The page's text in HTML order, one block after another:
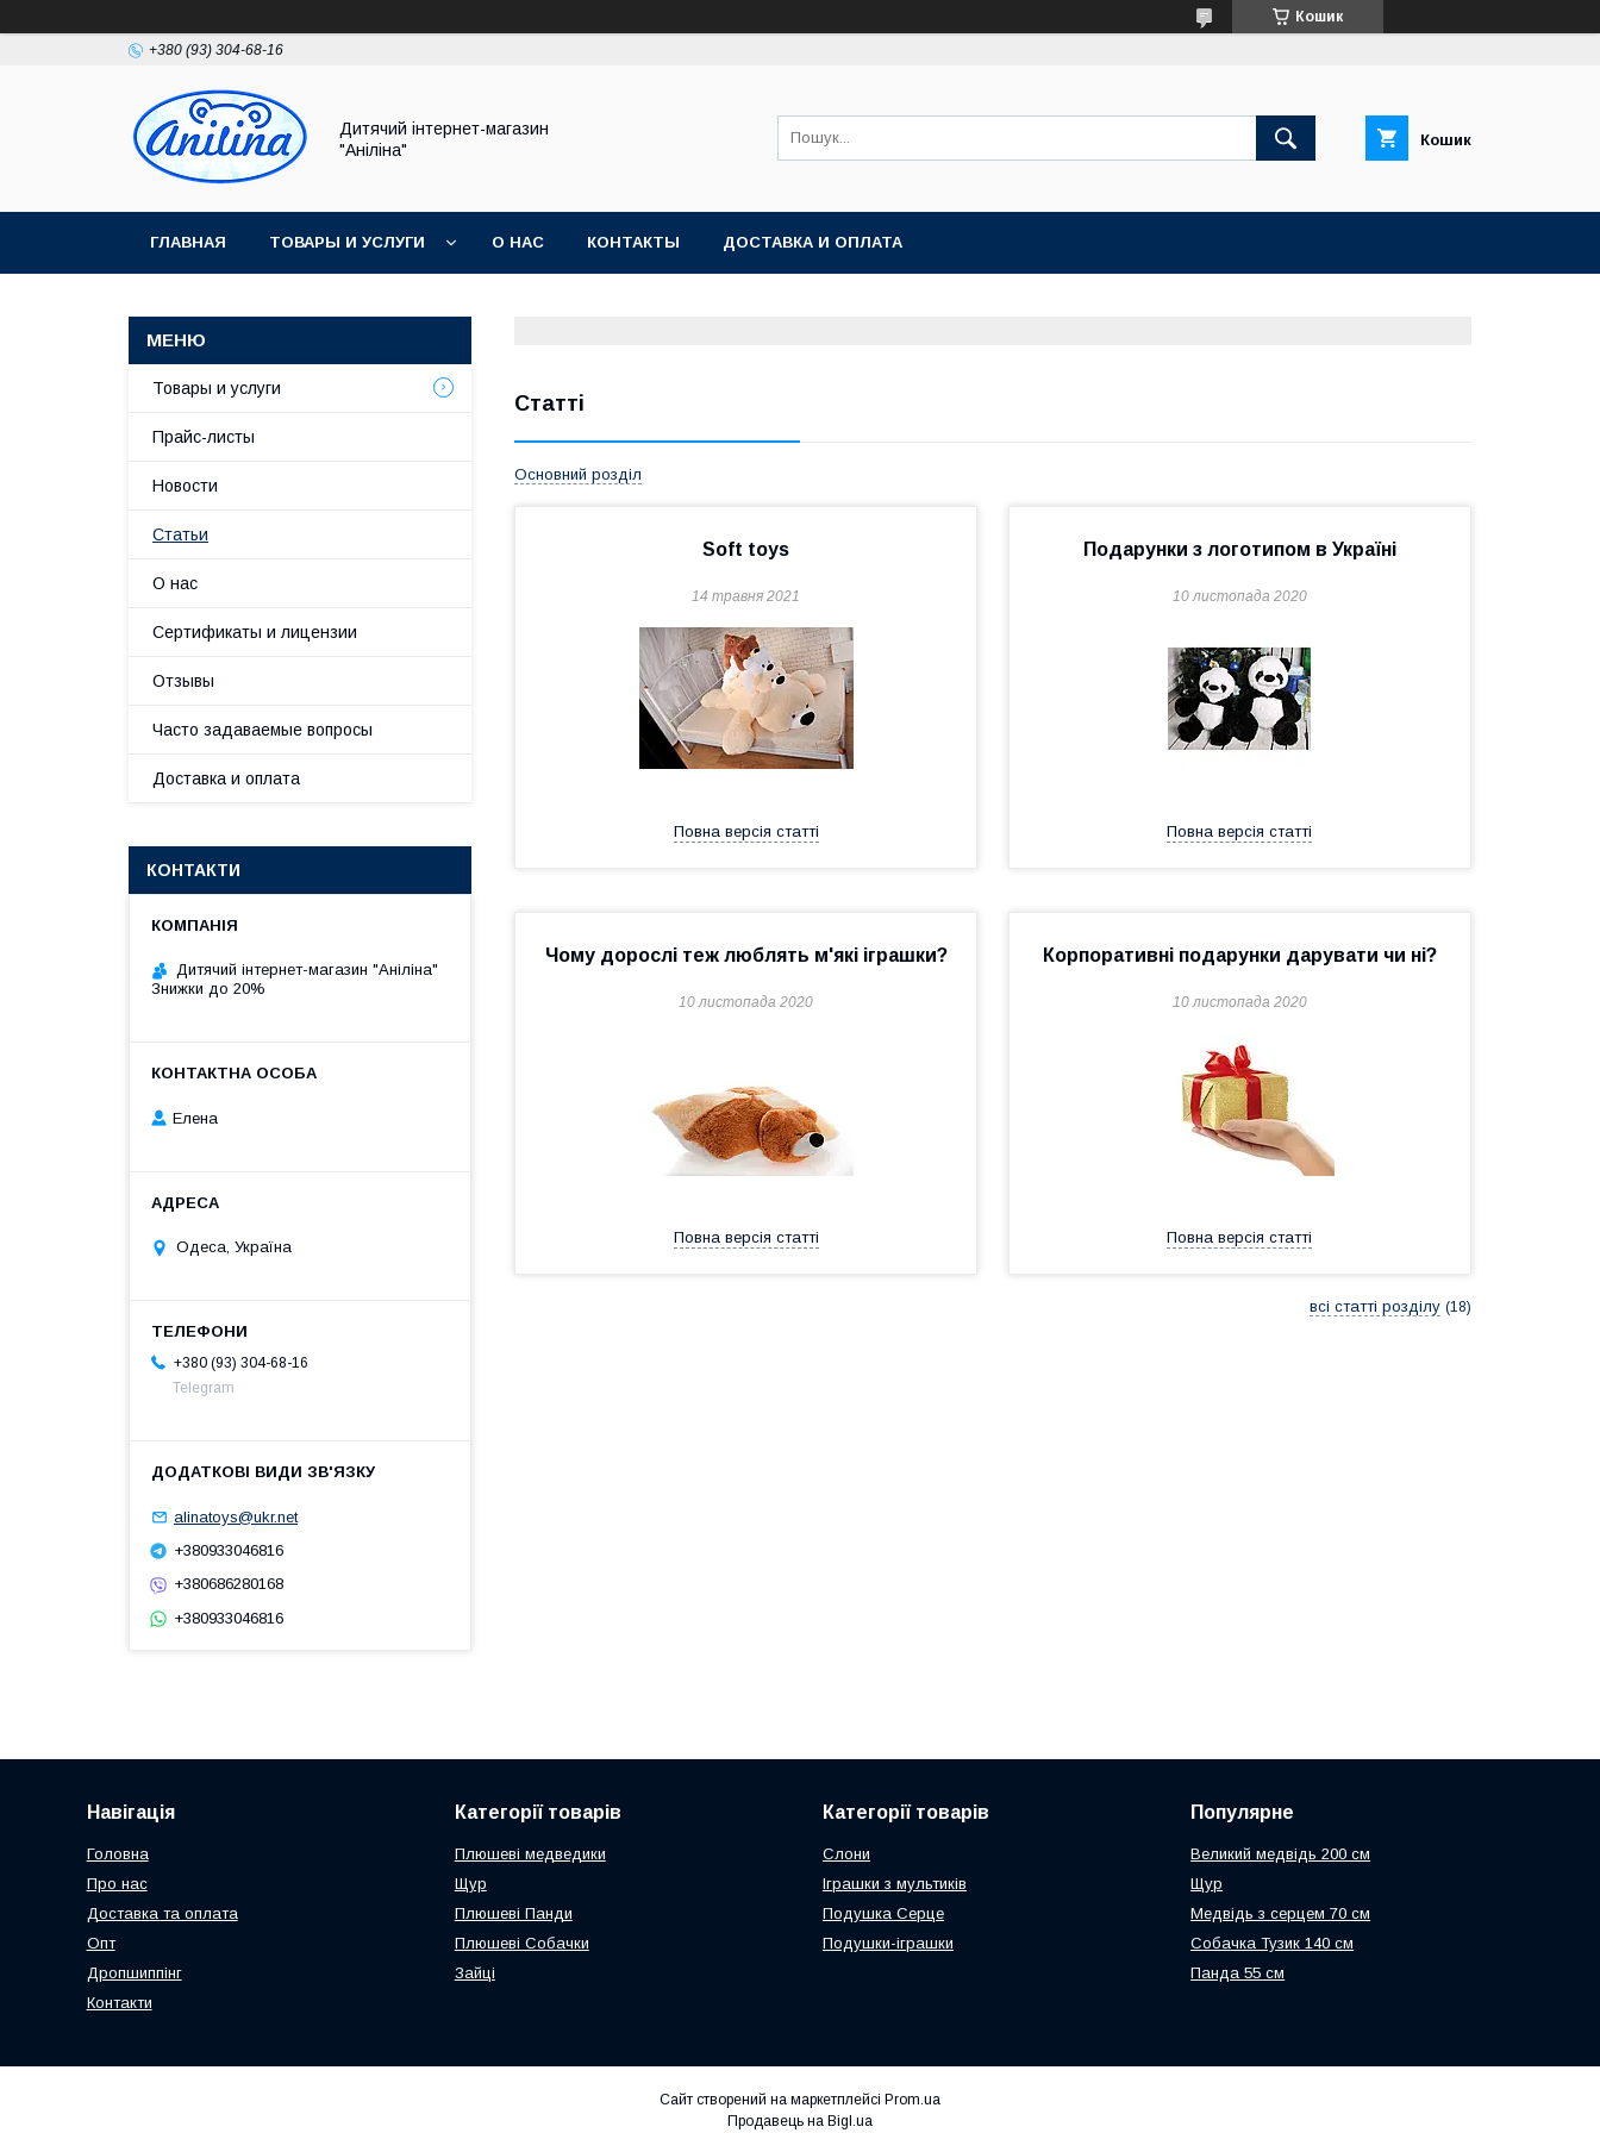
Кошик
+380 (93) 304-68-16
Дитячий інтернет-магазин
"Аніліна"
Кошик
ГЛАВНАЯ ТОВАРЫ И УСЛУГИ О НАС КОНТАКТЫ ДОСТАВКА И ОПЛАТА
Статті
Основний розділ
Soft toys
14 травня 2021
Повна версія статті
Подарунки з логотипом в Україні
10 листопада 2020
Повна версія статті
Чому дорослі теж люблять м'які іграшки?
10 листопада 2020
Повна версія статті
Корпоративні подарунки дарувати чи ні?
10 листопада 2020
Повна версія статті
всі статті розділу 18
Товары и услуги
Прайс-листы
Новости
Статьи
О нас
Сертификаты и лицензии
Отзывы
Часто задаваемые вопросы
Доставка и оплата
КОНТАКТИ
Дитячий інтернет-магазин "Аніліна"
Знижки до 20%
Елена
Одеса, Україна
+380 (93) 304-68-16
Telegram
alinatoys@ukr.net
+380933046816
+380686280168
+380933046816
Навігація
Головна
Про нас
Доставка та оплата
Опт
Дропшиппінг
Контакти
Категорії товарів
Плюшеві медведики
Щур
Плюшеві Панди
Плюшеві Собачки
Зайці
Категорії товарів
Слони
Іграшки з мультиків
Подушка Серце
Подушки-іграшки
Популярне
Великий медвідь 200 см
Щур
Медвідь з серцем 70 см
Собачка Тузик 140 см
Панда 55 см
Сайт створений на маркетплейсі Prom.ua
Продавець на Bigl.ua